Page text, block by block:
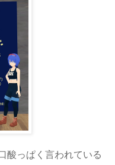
酸っぱく言われている